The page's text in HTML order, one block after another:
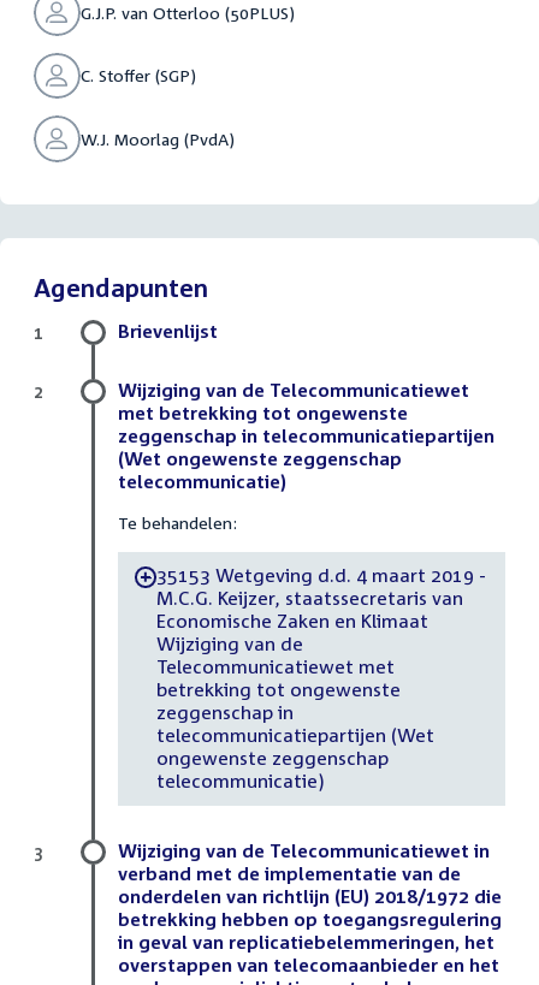
G.J.P. van Otterloo (50PLUS)
C. Stoffer (SGP)
W.J. Moorlag (PvdA)
Agendapunten
Brievenlijst
1
Wijziging van de Telecommunicatiewet
met betrekking tot ongewenste
zeggenschap in telecommunicatiepartijen
(Wet ongewenste zeggenschap
telecommunicatie)
Te behandelen:
-35153 Wetgeving d.d. 4 maart 2019 -
M.C.G. Keijzer, staatssecretaris van
Economische Zaken en Klimaat
Wijziging van de
Telecommunicatiewet met
betrekking tot ongewenste
zeggenschap in
telecommunicatiepartijen (Wet
ongewenste zeggenschap
telecommunicatie)
2
Wijziging van de Telecommunicatiewet in
verband met de implementatie van de
onderdelen van richtlijn (EU) 2018/1972 die
betrekking hebben op toegangsregulering
in geval van replicatiebelemmeringen, het
overstappen van telecomaanbieder en het
3